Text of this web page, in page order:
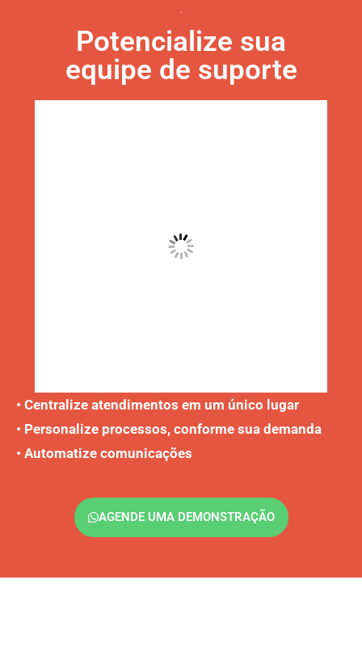
Potencialize sua
equipe de suporte
• Centralize atendimentos em um único lugar
• Personalize processos, conforme sua demanda
• Automatize comunicações
AGENDE UMA DEMONSTRAÇÃO